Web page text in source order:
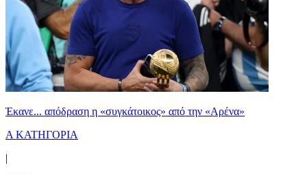
Έκανε... απόδραση η «συγκάτοικος» από την «Αρένα»
Α ΚΑΤΗΓΟΡΙΑ
|